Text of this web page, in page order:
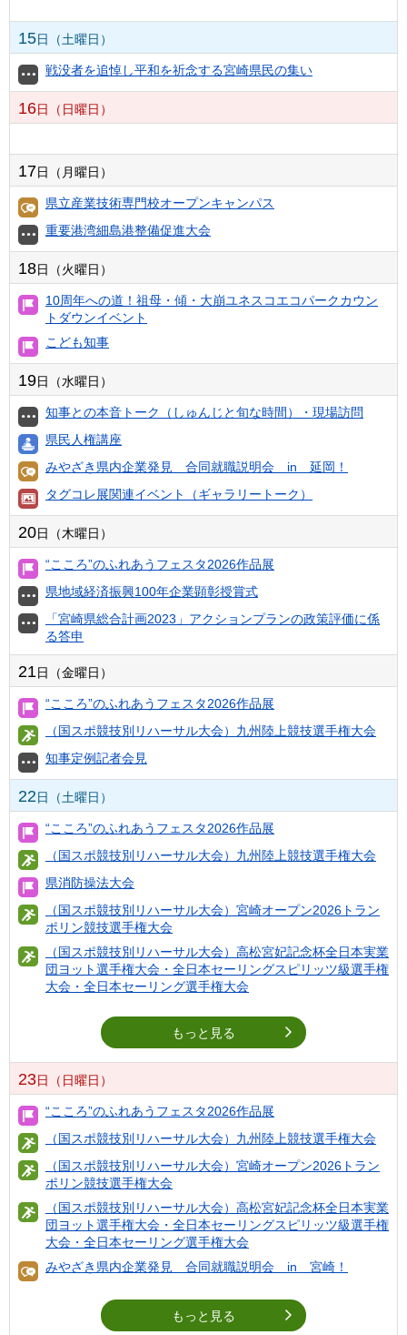
15日（土曜日）
戦没者を追悼し平和を祈念する宮崎県民の集い
16日（日曜日）
17日（月曜日）
県立産業技術専門校オープンキャンパス
重要港湾細島港整備促進大会
18日（火曜日）
10周年への道！祖母・傾・大崩ユネスコエコパークカウン
トダウンイベント
こども知事
19日（水曜日）
知事との本音トーク（しゅんじと旬な時間）・現場訪問
県民人権講座
みやざき県内企業発見 合同就職説明会 in 延岡！
タグコレ展関連イベント（ギャラリートーク）
20日（木曜日）
“こころ”のふれあうフェスタ2026作品展
県地域経済振興100年企業顕彰授賞式
「宮崎県総合計画2023」アクションプランの政策評価に係
る答申
21日（金曜日）
“こころ”のふれあうフェスタ2026作品展
（国スポ競技別リハーサル大会）九州陸上競技選手権大会
知事定例記者会見
22日（土曜日）
“こころ”のふれあうフェスタ2026作品展
（国スポ競技別リハーサル大会）九州陸上競技選手権大会
県消防操法大会
（国スポ競技別リハーサル大会）宮崎オープン2026トラン
ポリン競技選手権大会
（国スポ競技別リハーサル大会）高松宮妃記念杯全日本実業
団ヨット選手権大会・全日本セーリングスピリッツ級選手権
大会・全日本セーリング選手権大会
もっと見る
23日（日曜日）
“こころ”のふれあうフェスタ2026作品展
（国スポ競技別リハーサル大会）九州陸上競技選手権大会
（国スポ競技別リハーサル大会）宮崎オープン2026トラン
ポリン競技選手権大会
（国スポ競技別リハーサル大会）高松宮妃記念杯全日本実業
団ヨット選手権大会・全日本セーリングスピリッツ級選手権
大会・全日本セーリング選手権大会
みやざき県内企業発見 合同就職説明会 in 宮崎！
もっと見る